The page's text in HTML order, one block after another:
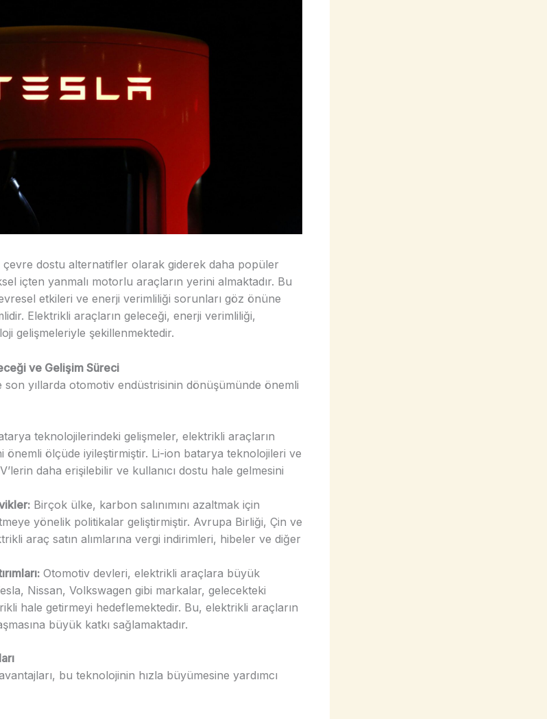
çevre dostu alternatifler olarak giderek daha popüler
içten yanmalı motorlu araçların yerini almaktadır. Bu
etkileri ve enerji verimliliği sorunları göz önüne
Elektrikli araçların geleceği, enerji verimliliği,
gelişmeleriyle şekillenmektedir.
ve Gelişim Süreci
yıllarda otomotiv endüstrisinin dönüşümünde önemli
teknolojilerindeki gelişmeler, elektrikli araçların
önemli ölçüde iyileştirmiştir. Li-ion batarya teknolojileri ve
daha erişilebilir ve kullanıcı dostu hale gelmesini
Birçok ülke, karbon salınımını azaltmak için
yönelik politikalar geliştirmiştir. Avrupa Birliği, Çin ve
araç satın alımlarına vergi indirimleri, hibeler ve diğer
Otomotiv devleri, elektrikli araçlara büyük
Nissan, Volkswagen gibi markalar, gelecekteki
hale getirmeyi hedeflemektedir. Bu, elektrikli araçların
büyük katkı sağlamaktadır.
bu teknolojinin hızla büyümesine yardımcı